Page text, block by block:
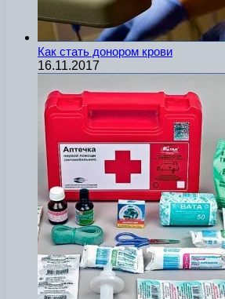
Как стать донором крови
16.11.2017